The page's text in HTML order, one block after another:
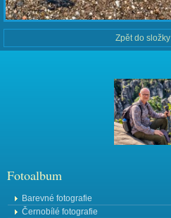
Zpět do složky
Fotoalbum
Barevné fotografie
Černobílé fotografie